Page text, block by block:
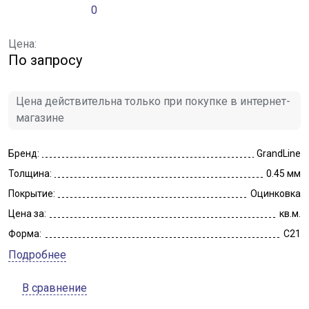
0
Цена:
По запросу
Цена действительна только при покупке в интернет-
магазине
Бренд:
GrandLine
Толщина:
0.45 мм
Покрытие:
Оцинковка
Цена за:
кв.м.
Форма:
C21
Подробнее
В сравнение